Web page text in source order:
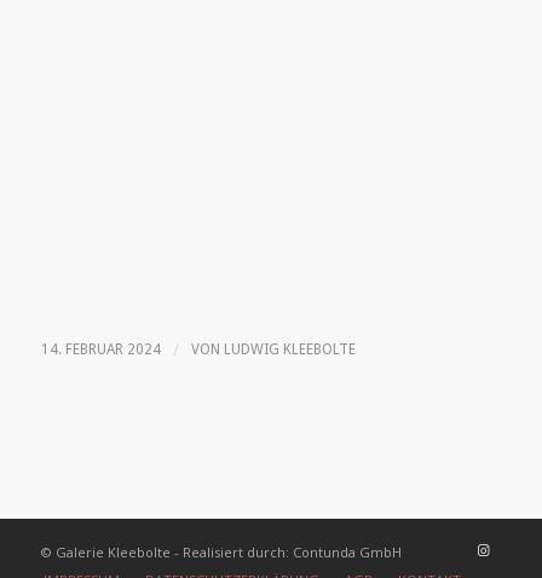
14. FEBRUAR 2024 / VON LUDWIG KLEEBOLTE
© Galerie Kleebolte - Realisiert durch: Contunda GmbH